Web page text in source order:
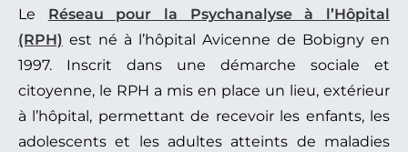
Le Réseau pour la Psychanalyse à l’Hôpital
(RPH) est né à l’hôpital Avicenne de Bobigny en
1997. Inscrit dans une démarche sociale et
citoyenne, le RPH a mis en place un lieu, extérieur
à l’hôpital, permettant de recevoir les enfants, les
adolescents et les adultes atteints de maladies